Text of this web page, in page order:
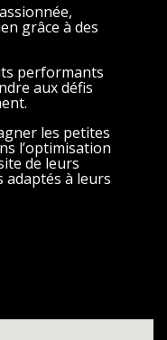
grâce à des
performants
aux défis
les petites
l’optimisation
de leurs
adaptés à leurs